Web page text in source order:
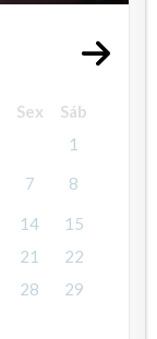
Sex
Sáb
1
7 8
14
15
21
22
28
29